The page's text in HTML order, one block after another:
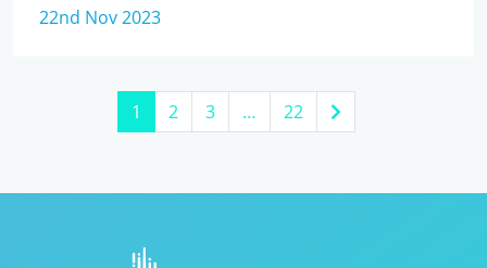
22nd Nov 2023
1 2 3 … 22